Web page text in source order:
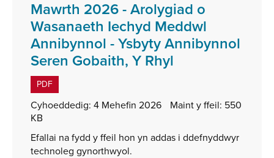
Mawrth 2026 - Arolygiad o
Wasanaeth Iechyd Meddwl
Annibynnol - Ysbyty Annibynnol
Seren Gobaith, Y Rhyl
ffeil:
maint
PDF
Cyhoeddedig: 4 Mehefin 2026 Maint y ffeil: 550
KB
Efallai na fydd y ffeil hon yn addas i ddefnyddwyr
technoleg gynorthwyol.